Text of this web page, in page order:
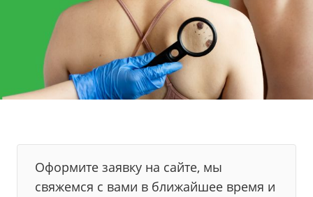
Оформите заявку на сайте, мы
свяжемся с вами в ближайшее время и